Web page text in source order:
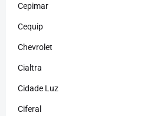
Cepimar
Cequip
Chevrolet
Cialtra
Cidade Luz
Ciferal